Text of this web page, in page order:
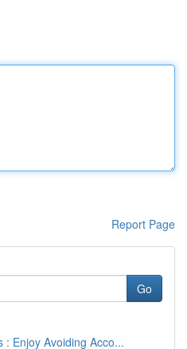
Report Page
Go
: Enjoy Avoiding Acco...